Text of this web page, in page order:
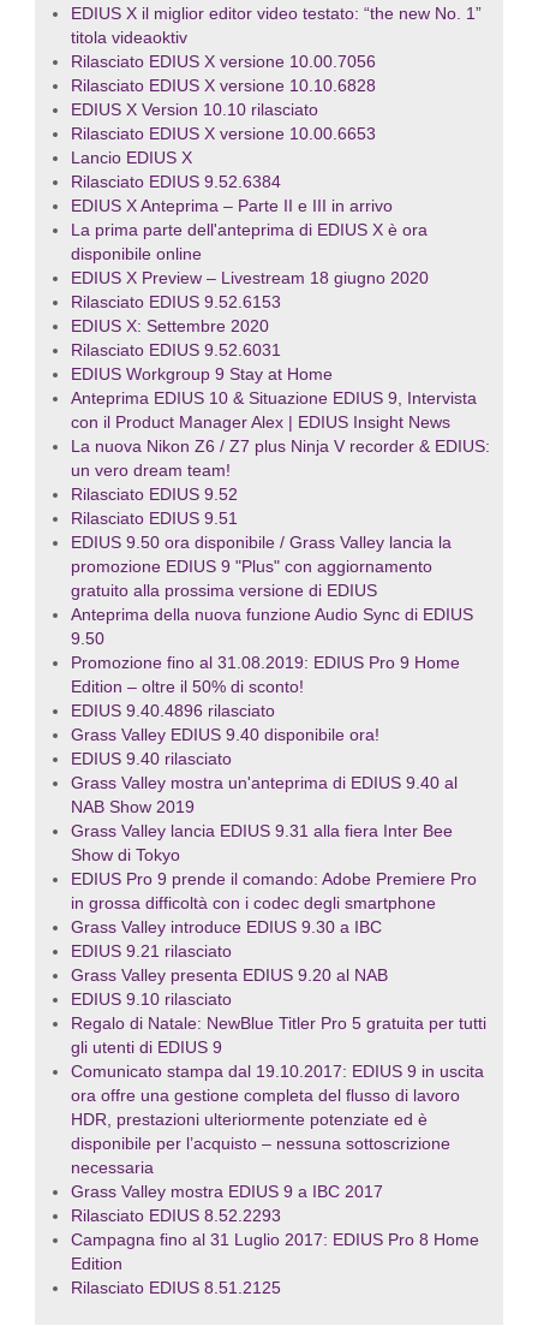
EDIUS X il miglior editor video testato: “the new No. 1”
titola videaoktiv
Rilasciato EDIUS X versione 10.00.7056
Rilasciato EDIUS X versione 10.10.6828
EDIUS X Version 10.10 rilasciato
Rilasciato EDIUS X versione 10.00.6653
Lancio EDIUS X
Rilasciato EDIUS 9.52.6384
EDIUS X Anteprima – Parte II e III in arrivo
La prima parte dell'anteprima di EDIUS X è ora
disponibile online
EDIUS X Preview – Livestream 18 giugno 2020
Rilasciato EDIUS 9.52.6153
EDIUS X: Settembre 2020
Rilasciato EDIUS 9.52.6031
EDIUS Workgroup 9 Stay at Home
Anteprima EDIUS 10 & Situazione EDIUS 9, Intervista
con il Product Manager Alex | EDIUS Insight News
La nuova Nikon Z6 / Z7 plus Ninja V recorder & EDIUS:
un vero dream team!
Rilasciato EDIUS 9.52
Rilasciato EDIUS 9.51
EDIUS 9.50 ora disponibile / Grass Valley lancia la
promozione EDIUS 9 "Plus" con aggiornamento
gratuito alla prossima versione di EDIUS
Anteprima della nuova funzione Audio Sync di EDIUS
9.50
Promozione fino al 31.08.2019: EDIUS Pro 9 Home
Edition – oltre il 50% di sconto!
EDIUS 9.40.4896 rilasciato
Grass Valley EDIUS 9.40 disponibile ora!
EDIUS 9.40 rilasciato
Grass Valley mostra un'anteprima di EDIUS 9.40 al
NAB Show 2019
Grass Valley lancia EDIUS 9.31 alla fiera Inter Bee
Show di Tokyo
EDIUS Pro 9 prende il comando: Adobe Premiere Pro
in grossa difficoltà con i codec degli smartphone
Grass Valley introduce EDIUS 9.30 a IBC
EDIUS 9.21 rilasciato
Grass Valley presenta EDIUS 9.20 al NAB
EDIUS 9.10 rilasciato
Regalo di Natale: NewBlue Titler Pro 5 gratuita per tutti
gli utenti di EDIUS 9
Comunicato stampa dal 19.10.2017: EDIUS 9 in uscita
ora offre una gestione completa del flusso di lavoro
HDR, prestazioni ulteriormente potenziate ed è
disponibile per l’acquisto – nessuna sottoscrizione
necessaria
Grass Valley mostra EDIUS 9 a IBC 2017
Rilasciato EDIUS 8.52.2293
Campagna fino al 31 Luglio 2017: EDIUS Pro 8 Home
Edition
Rilasciato EDIUS 8.51.2125